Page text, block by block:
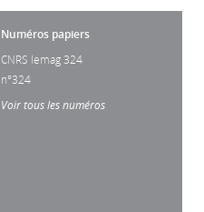
Numéros papiers
CNRS lemag 324
n°324
Voir tous les numéros